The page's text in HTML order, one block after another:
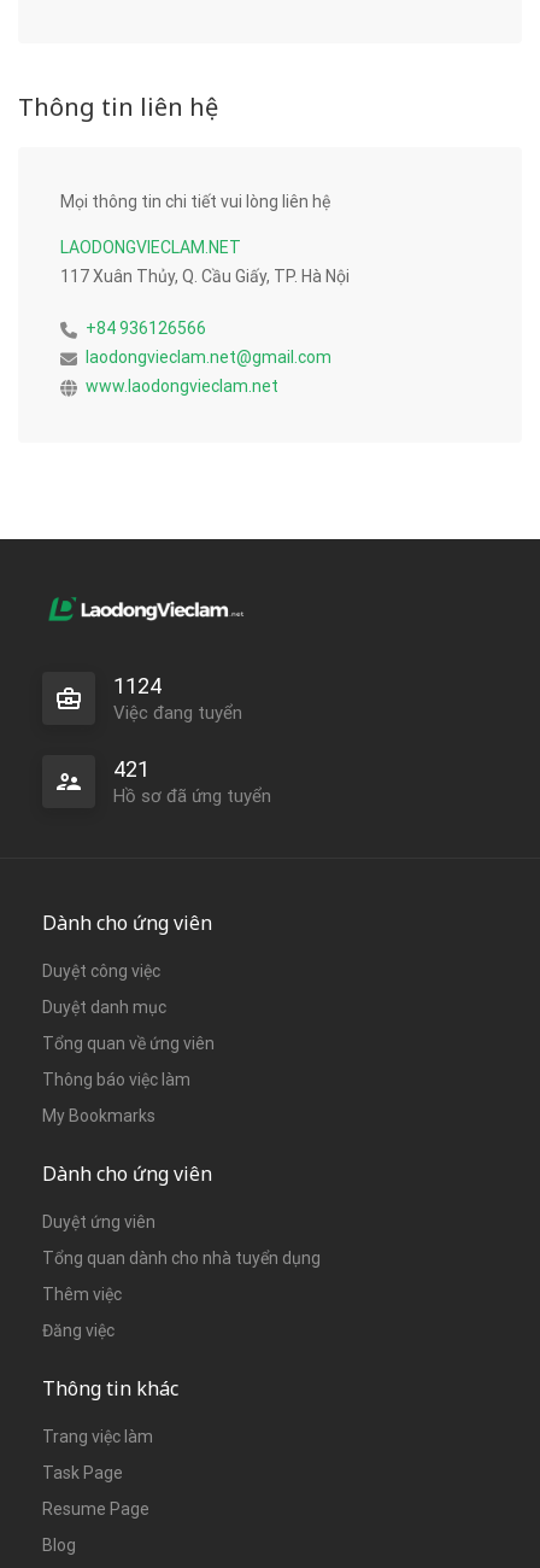
Thông tin liên hệ
Mọi thông tin chi tiết vui lòng liên hệ
LAODONGVIECLAM.NET
117 Xuân Thủy, Q. Cầu Giấy, TP. Hà Nội
+84 936126566
laodongvieclam.net@gmail.com
www.laodongvieclam.net
1124
Việc đang tuyển
421
Hồ sơ đã ứng tuyển
Dành cho ứng viên
Duyệt công việc
Duyệt danh mục
Tổng quan về ứng viên
Thông báo việc làm
My Bookmarks
Dành cho ứng viên
Duyệt ứng viên
Tổng quan dành cho nhà tuyển dụng
Thêm việc
Đăng việc
Thông tin khác
Trang việc làm
Task Page
Resume Page
Blog